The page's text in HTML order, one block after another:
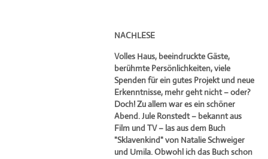
NACHLESE
Volles Haus, beeindruckte Gäste,
berühmte Persönlichkeiten, viele
Spenden für ein gutes Projekt und neue
Erkenntnisse, mehr geht nicht – oder?
Doch! Zu allem war es ein schöner
Abend. Jule Ronstedt – bekannt aus
Film und TV – las aus dem Buch
"Sklavenkind" von Natalie Schweiger
und Umila. Obwohl ich das Buch schon